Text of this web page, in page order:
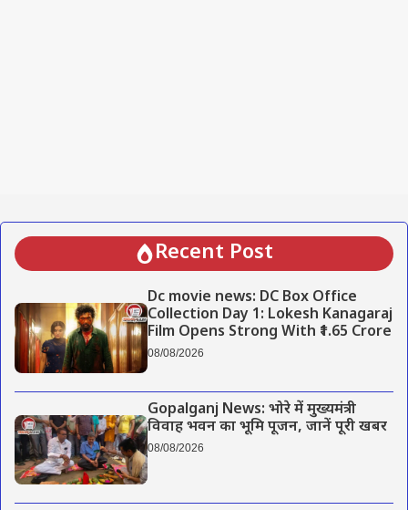
Recent Post
Dc movie news: DC Box Office
Collection Day 1: Lokesh Kanagaraj
Film Opens Strong With ₹1.65 Crore
08/08/2026
Gopalganj News: भोरे में मुख्यमंत्री
विवाह भवन का भूमि पूजन, जानें पूरी खबर
08/08/2026